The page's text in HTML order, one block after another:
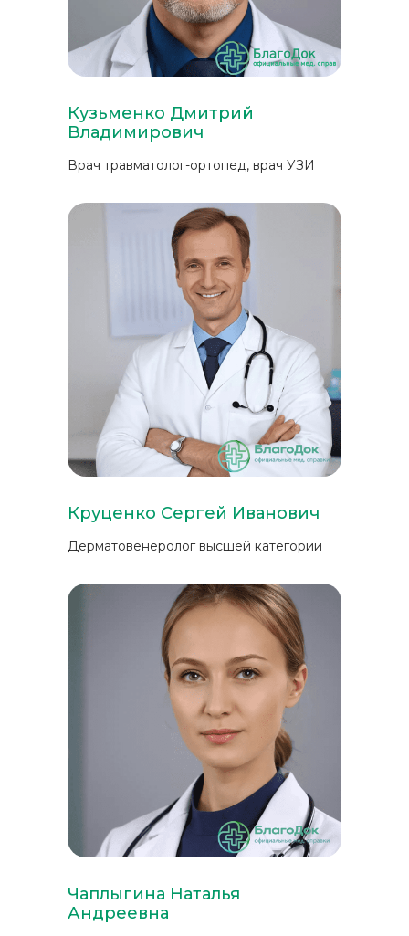
Кузьменко Дмитрий
Владимирович
Врач травматолог-ортопед, врач УЗИ
Круценко Сергей Иванович
Дерматовенеролог высшей категории
Чаплыгина Наталья
Андреевна